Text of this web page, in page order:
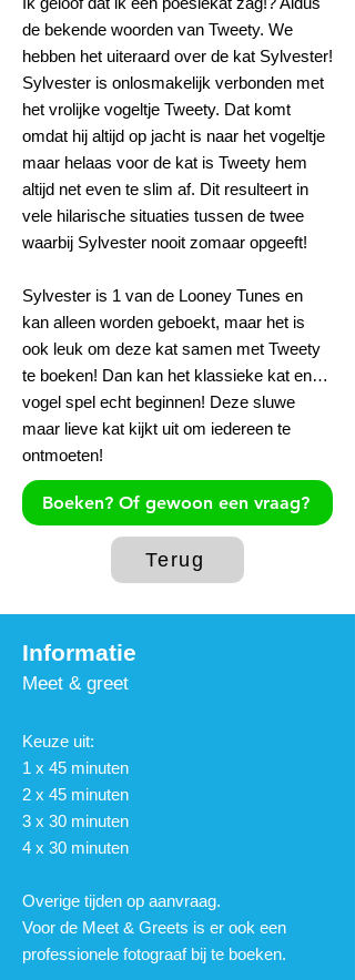
de bekende woorden van Tweety. We
hebben het uiteraard over de kat Sylvester!
Sylvester is onlosmakelijk verbonden met
het vrolijke vogeltje Tweety. Dat komt
omdat hij altijd op jacht is naar het vogeltje
maar helaas voor de kat is Tweety hem
altijd net even te slim af. Dit resulteert in
vele hilarische situaties tussen de twee
waarbij Sylvester nooit zomaar opgeeft!
Sylvester is 1 van de Looney Tunes en
kan alleen worden geboekt, maar het is
ook leuk om deze kat samen met Tweety
te boeken! Dan kan het klassieke kat en…
vogel spel echt beginnen! Deze sluwe
maar lieve kat kijkt uit om iedereen te
ontmoeten!
Boeken? Of gewoon een vraag?
Terug
Informatie
Meet & greet
Keuze uit:
1 x 45 minuten
2 x 45 minuten
3 x 30 minuten
4 x 30 minuten
Overige tijden op aanvraag.
Voor de Meet & Greets is er ook een
professionele fotograaf bij te boeken.